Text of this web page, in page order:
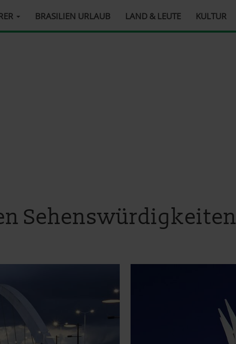
BRASILIEN URLAUB LAND & LEUTE KULTUR
Sehenswürdigkeiten